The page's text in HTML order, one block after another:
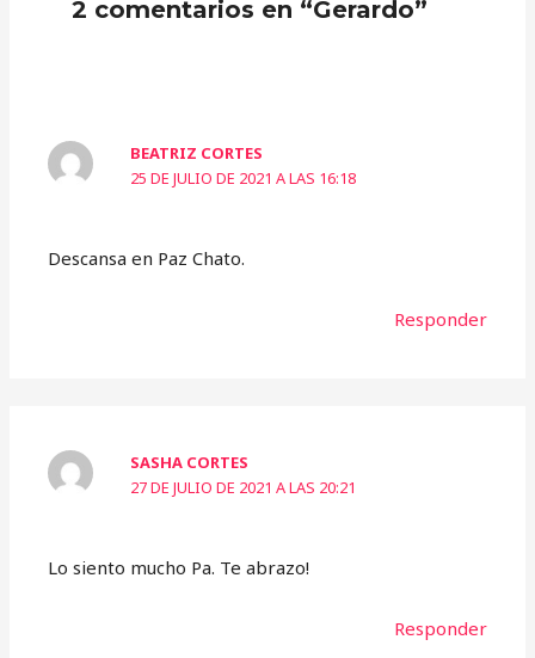
2 comentarios en “Gerardo”
BEATRIZ CORTES
25 DE JULIO DE 2021 A LAS 16:18
Descansa en Paz Chato.
Responder
SASHA CORTES
27 DE JULIO DE 2021 A LAS 20:21
Lo siento mucho Pa. Te abrazo!
Responder